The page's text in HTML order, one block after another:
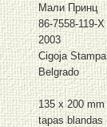
Мали Принц
86-7558-119-X
2003
Cigoja Stampa
Belgrado
135 x 200 mm
tapas blandas